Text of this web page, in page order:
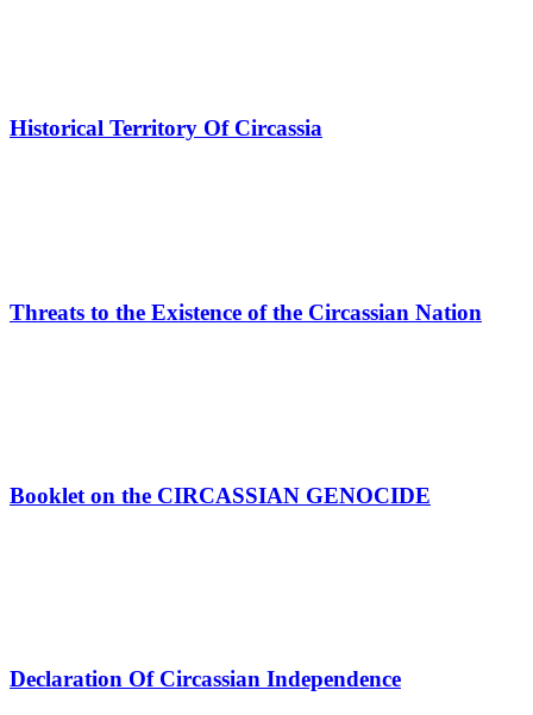
Historical Territory Of Circassia
Threats to the Existence of the Circassian Nation
Booklet on the CIRCASSIAN GENOCIDE
Declaration Of Circassian Independence